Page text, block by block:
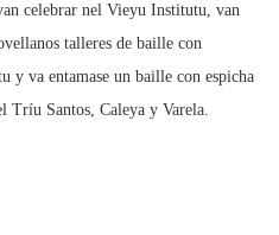
celebrar nel Vieyu Institutu, van
talleres de baille con
y va entamase un baille con espicha
Santos, Caleya y Varela.